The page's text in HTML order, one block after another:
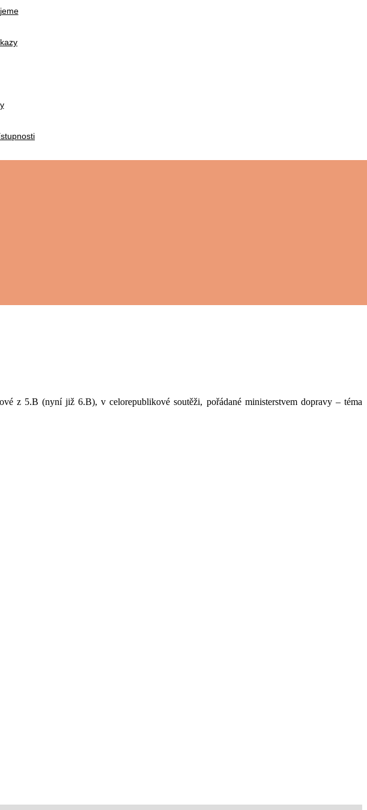
z 5.B (nyní již 6.B), v celorepublikové soutěži, pořádané ministerstvem dopravy – téma